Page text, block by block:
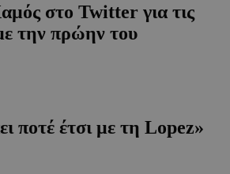
στο Twitter για τις
την πρώην του
ποτέ έτσι με τη Lopez»